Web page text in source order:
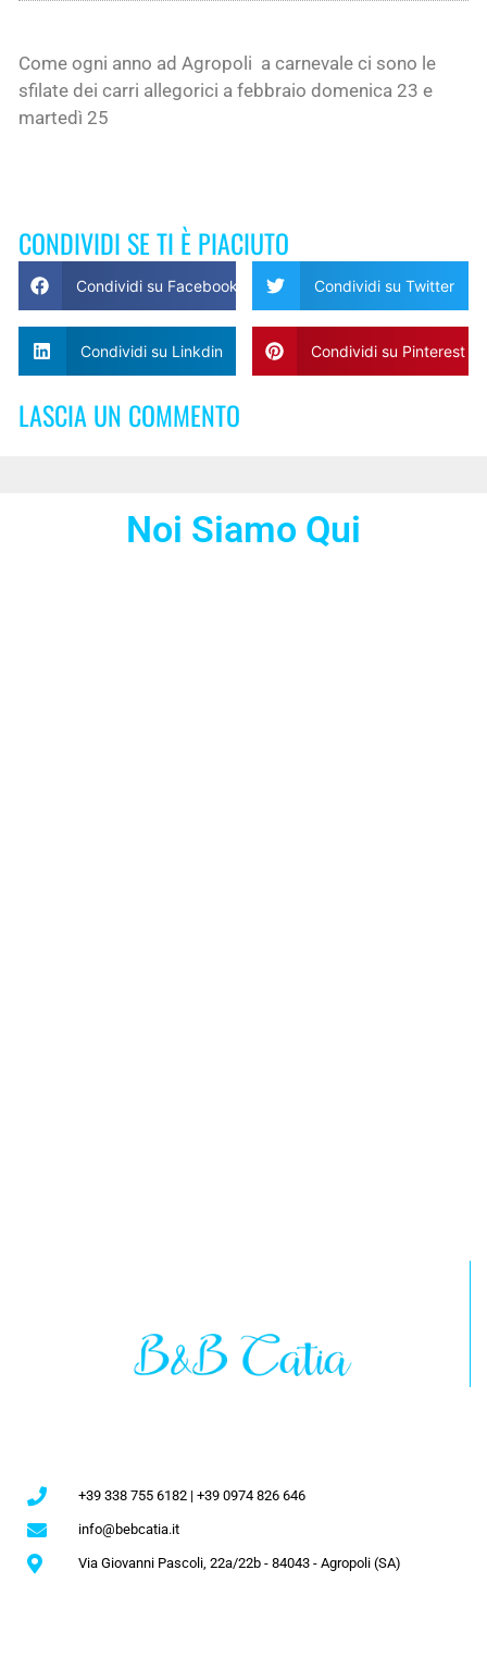
Come ogni anno ad Agropoli a carnevale ci sono le
sfilate dei carri allegorici a febbraio domenica 23 e
martedì 25
CONDIVIDI SE TI È PIACIUTO
Condividi su Facebook Condividi su Twitter
Condividi su Linkdin Condividi su Pinterest
LASCIA UN COMMENTO
Noi Siamo Qui
+39 338 755 6182 | +39 0974 826 646
info@bebcatia.it
Via Giovanni Pascoli, 22a/22b - 84043 - Agropoli (SA)